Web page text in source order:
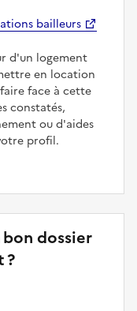
bailleurs
d'un logement
en location
face à cette
constatés,
ou d'aides
profil.
dossier
?